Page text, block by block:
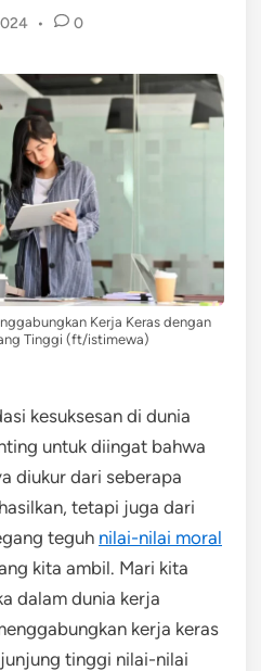
• 0
Kerja Keras dengan
Tinggi (ft/istimewa)
kesuksesan di dunia
untuk diingat bahwa
diukur dari seberapa
tetapi juga dari
teguh nilai-nilai moral
kita ambil. Mari kita
dalam dunia kerja
kerja keras
tinggi nilai-nilai